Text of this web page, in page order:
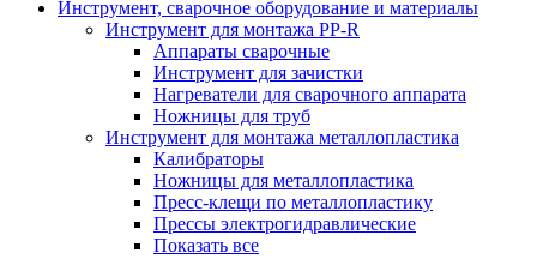
Инструмент, сварочное оборудование и материалы
Инструмент для монтажа PP-R
Аппараты сварочные
Инструмент для зачистки
Нагреватели для сварочного аппарата
Ножницы для труб
Инструмент для монтажа металлопластика
Калибраторы
Ножницы для металлопластика
Пресс-клещи по металлопластику
Прессы электрогидравлические
Показать все